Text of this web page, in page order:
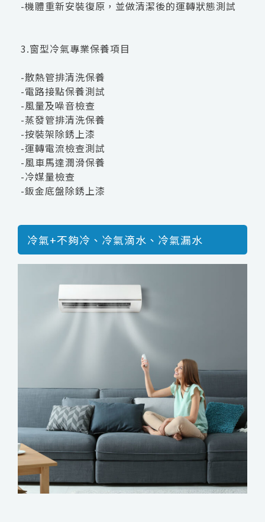
-機體重新安裝復原，並做清潔後的運轉狀態測試
3.窗型冷氣專業保養項目
-散熱管排清洗保養
-電路接點保養測試
-風量及噪音檢查
-蒸發管排清洗保養
-按裝架除銹上漆
-運轉電流檢查測試
-風車馬達潤滑保養
-冷媒量檢查
-鈑金底盤除銹上漆
冷氣+不夠冷、冷氣滴水、冷氣漏水